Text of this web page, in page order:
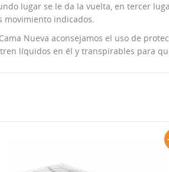
lugar se le da la vuelta, en tercer
movimiento indicados.
Nueva aconsejamos el uso de
líquidos en él y transpirables para